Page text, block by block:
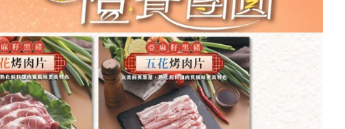
源冠食品股份有限公司
高麗菜豬肉水餃-750g(源
冠)
750公克(30粒裝)
葷
冷凍
$160 暫無庫存
沛騰食品有限公司
杏鮑菇玉米豬肉水
餃-1050g
1050公克(50粒裝)
葷
冷凍
$295